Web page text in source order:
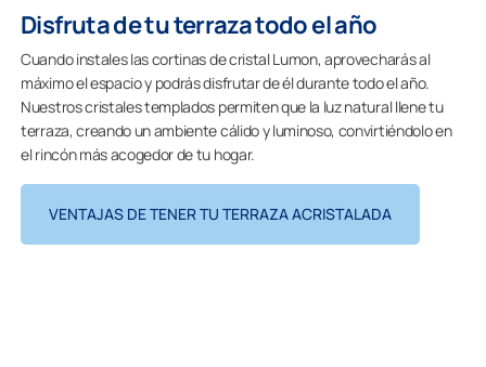
Disfruta de tu terraza todo el año
Cuando instales las cortinas de cristal Lumon, aprovecharás al
máximo el espacio y podrás disfrutar de él durante todo el año.
Nuestros cristales templados permiten que la luz natural llene tu
terraza, creando un ambiente cálido y luminoso, convirtiéndolo en
el rincón más acogedor de tu hogar.
VENTAJAS DE TENER TU TERRAZA ACRISTALADA